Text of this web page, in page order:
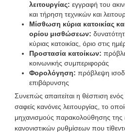
λειτουργίας: εγγραφή του
και τήρηση τεχνικών και
Μίσθωση κύρια κατοικίας
ορίου μισθώσεων:
κύριας κατοικίας, όριο στις
Προστασία κατοίκων:
κοινωνικής συμπεριφοράς
Φορολόγηση: πρόβλεψη
επιβάρυνσης
Συνεπώς απαιτείται η θέσπιση
σαφείς κανόνες λειτουργίας, το
μηχανισμούς παρακολούθησης
κανονιστικών ρυθμίσεων που